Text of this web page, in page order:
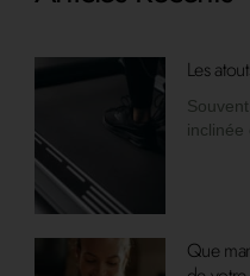
Les
inclinée
Que